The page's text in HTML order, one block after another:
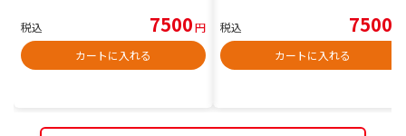
税込 7500円
カートに入れる
税込 7500
カートに入れる